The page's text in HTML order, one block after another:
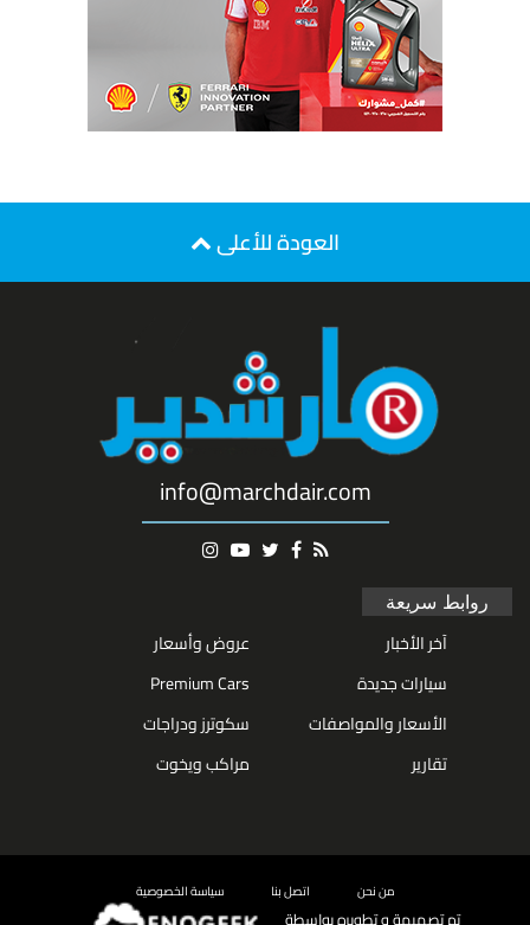
العودة للأعلى
info@marchdair.com
روابط سريعة
آخر الأخبار
سيارات جديدة
الأسعار والمواصفات
تقارير
عروض وأسعار
Premium Cars
سكوترز ودراجات
مراكب ويخوت
من نحن اتصل بنا سياسة الخصوصية